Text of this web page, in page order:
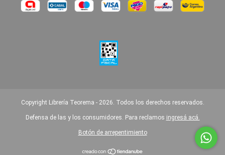
Copyright Librería Teorema - 2026. Todos los derechos reservados.
Defensa de las y los consumidores. Para reclamos ingresá acá.
Botón de arrepentimiento